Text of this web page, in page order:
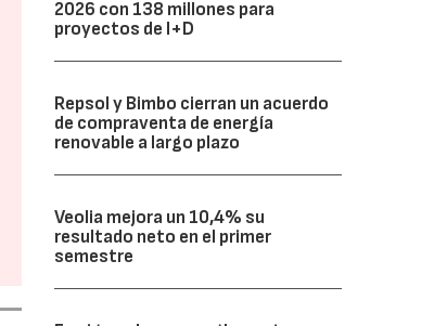
2026 con 138 millones para
proyectos de I+D
Repsol y Bimbo cierran un acuerdo
de compraventa de energía
renovable a largo plazo
Veolia mejora un 10,4% su
resultado neto en el primer
semestre